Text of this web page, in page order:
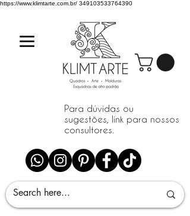
https://www.klimtarte.com.br/ 349103533764390
Para dúvidas ou
sugestões, link para nossos
consultores.